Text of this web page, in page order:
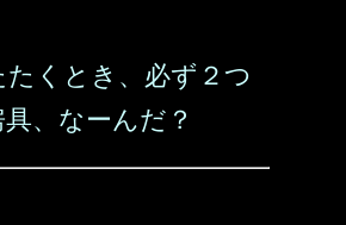
たくとき、必ず２つ
、なーんだ？